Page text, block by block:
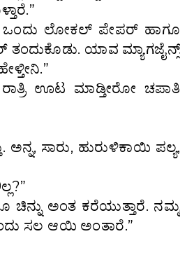
ಲೋಕಲ್ ಪೇಪರ್ ಹಾಗೂ
ತಂದುಕೊಡು. ಯಾವ ಮ್ಯಾಗಜೈನ್ಸ್
ರಾತ್ರಿ ಊಟ ಮಾಡ್ತೀರೋ ಚಪಾತಿ
ಸಾರು, ಹುರುಳಿಕಾಯಿ ಪಲ್ಯ,
ಚಿನ್ನು ಅಂತ ಕರೆಯುತ್ತಾರೆ. ನಮ್ಮ
ಸಲ ಆಯಿ ಅಂತಾರೆ.”